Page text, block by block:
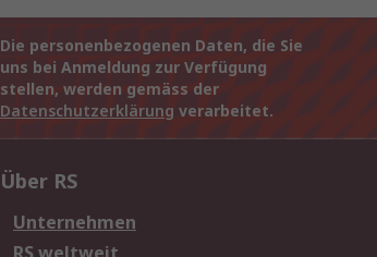
Die personenbezogenen Daten, die Sie
uns bei Anmeldung zur Verfügung
stellen, werden gemäss der
Datenschutzerklärung verarbeitet.
Über RS
Unternehmen